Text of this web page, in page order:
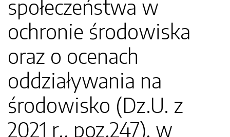
społeczeństwa w
ochronie środowiska
oraz o ocenach
oddziaływania na
środowisko (Dz.U. z
2021 r., poz.247), w